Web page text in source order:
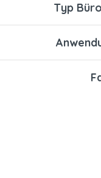
Typ